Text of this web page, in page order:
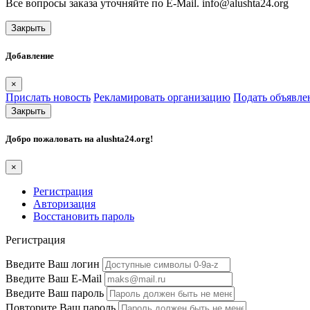
Все вопросы заказа уточняйте по E-Mail. info@alushta24.org
Закрыть
Добавление
×
Прислать новость Рекламировать организацию Подать
Закрыть
Добро пожаловать на alushta24.org!
×
Регистрация
Авторизация
Восстановить пароль
Регистрация
Введите Ваш логин
Введите Ваш E-Mail
Введите Ваш пароль